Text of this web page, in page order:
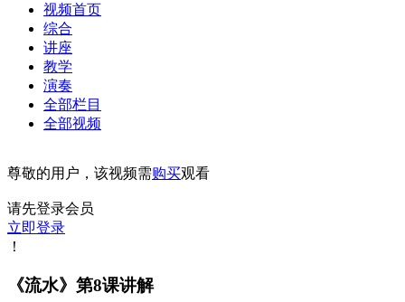
视频首页
综合
讲座
教学
演奏
全部栏目
全部视频
尊敬的用户，该视频需购买观看
请先登录会员
立即登录
！
《流水》第8课讲解